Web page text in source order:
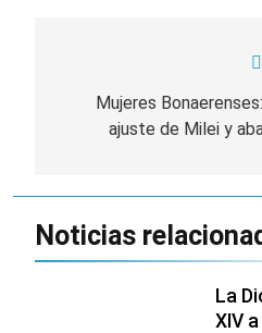
entradas
Mujeres
ajuste de Milei y
Noticias
La
XIV